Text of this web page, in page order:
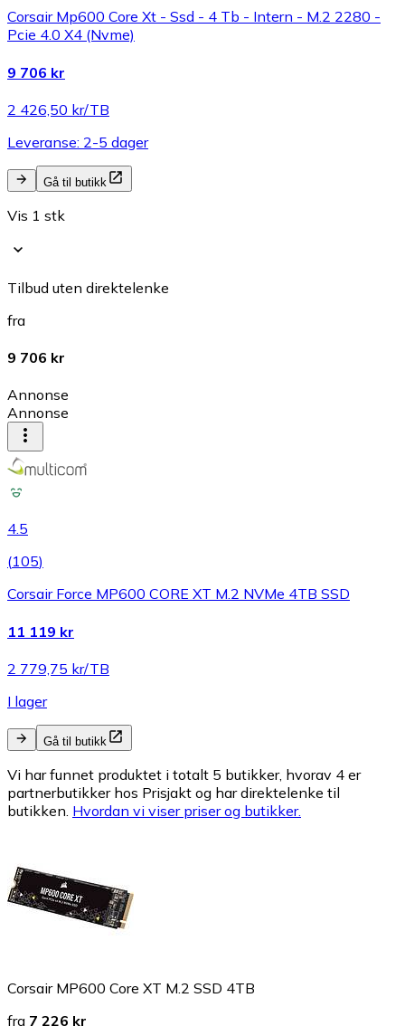
Corsair Mp600 Core Xt - Ssd - 4 Tb - Intern - M.2 2280 -
Pcie 4.0 X4 (Nvme)
9 706 kr
2 426,50 kr/TB
Leveranse: 2-5 dager
Gå til butikk
Vis 1 stk
Tilbud uten direktelenke
fra
9 706 kr
Annonse
Annonse
4.5
(105)
Corsair Force MP600 CORE XT M.2 NVMe 4TB SSD
11 119 kr
2 779,75 kr/TB
I lager
Gå til butikk
Vi har funnet produktet i totalt 5 butikker, hvorav 4 er
partnerbutikker hos Prisjakt og har direktelenke til
butikken. Hvordan vi viser priser og butikker.
Corsair MP600 Core XT M.2 SSD 4TB
fra 7 226 kr